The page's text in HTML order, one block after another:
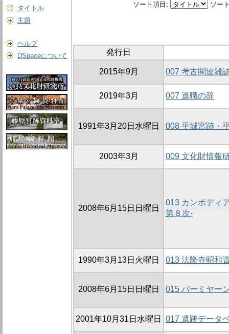
タイトル
主題
ヘルプ
DSpaceについて
ソート項目: ソー
発行日
2015年9月 007 考古関連雑
2019年3月 007 退職の辞
1991年3月20日水曜日 008 平城宮跡・
2003年3月 009 文化財情報
2008年6月15日日曜日
013 カンボディ
第８次-
1990年3月13日火曜日 013 法隆寺昭和
2008年6月15日日曜日 015 バーミヤー
2001年10月31日水曜日 017 遺跡データ